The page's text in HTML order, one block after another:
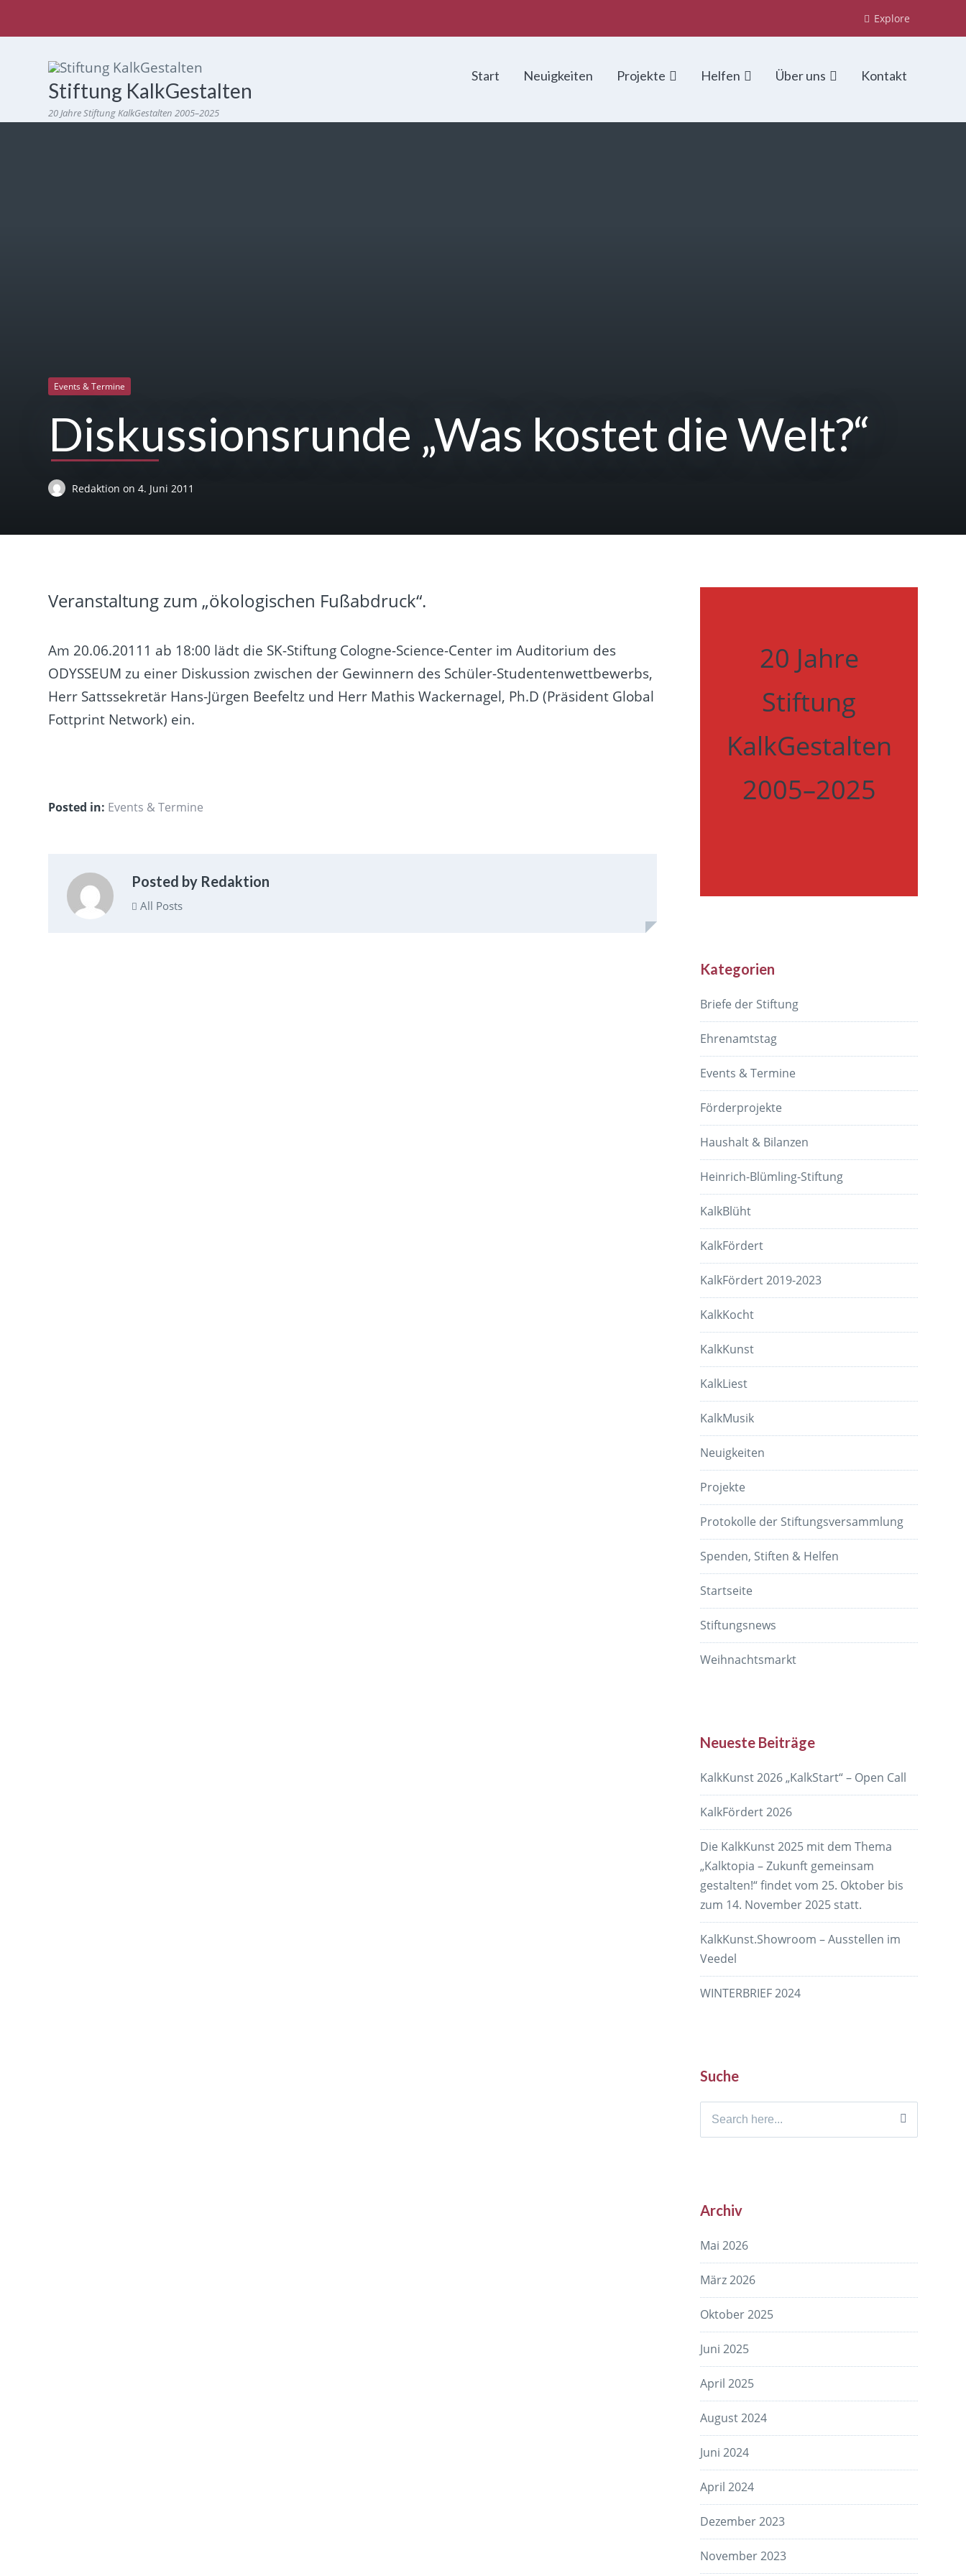
Explore
Stiftung KalkGestalten
20 Jahre Stiftung KalkGestalten 2005–2025
Start Neuigkeiten Projekte Helfen Über uns Kontakt
Events & Termine
Diskussionsrunde „Was kostet die Welt?“
Redaktionon 4. Juni 2011
Veranstaltung zum „ökologischen Fußabdruck“.
Am 20.06.20111 ab 18:00 lädt die SK-Stiftung Cologne-Science-Center im Auditorium des
ODYSSEUM zu einer Diskussion zwischen der Gewinnern des Schüler-Studentenwettbewerbs,
Herr Sattssekretär Hans-Jürgen Beefeltz und Herr Mathis Wackernagel, Ph.D (Präsident Global
Fottprint Network) ein.
Posted in: Events & Termine
Posted by Redaktion
All Posts
20 Jahre
Stiftung
KalkGestalten
2005–2025
Kategorien
Briefe der Stiftung
Ehrenamtstag
Events & Termine
Förderprojekte
Haushalt & Bilanzen
Heinrich-Blümling-Stiftung
KalkBlüht
KalkFördert
KalkFördert 2019-2023
KalkKocht
KalkKunst
KalkLiest
KalkMusik
Neuigkeiten
Projekte
Protokolle der Stiftungsversammlung
Spenden, Stiften & Helfen
Startseite
Stiftungsnews
Weihnachtsmarkt
Neueste Beiträge
KalkKunst 2026 „KalkStart“ – Open Call
KalkFördert 2026
Die KalkKunst 2025 mit dem Thema
„Kalktopia – Zukunft gemeinsam
gestalten!“ findet vom 25. Oktober bis
zum 14. November 2025 statt.
KalkKunst.Showroom – Ausstellen im
Veedel
WINTERBRIEF 2024
Suche
Search
Archiv
Mai 2026
März 2026
Oktober 2025
Juni 2025
April 2025
August 2024
Juni 2024
April 2024
Dezember 2023
November 2023